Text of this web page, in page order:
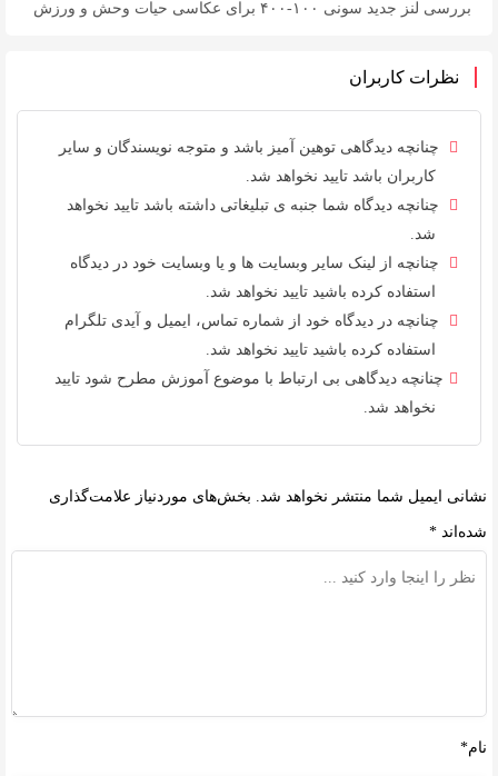
بررسی لنز جدید سونی ۱۰۰-۴۰۰ برای عکاسی حیات وحش و ورزش
نظرات کاربران
چنانچه دیدگاهی توهین آمیز باشد و متوجه نویسندگان و سایر
کاربران باشد تایید نخواهد شد.
چنانچه دیدگاه شما جنبه ی تبلیغاتی داشته باشد تایید نخواهد
شد.
چنانچه از لینک سایر وبسایت ها و یا وبسایت خود در دیدگاه
استفاده کرده باشید تایید نخواهد شد.
چنانچه در دیدگاه خود از شماره تماس، ایمیل و آیدی تلگرام
استفاده کرده باشید تایید نخواهد شد.
چنانچه دیدگاهی بی ارتباط با موضوع آموزش مطرح شود تایید
نخواهد شد.
نشانی ایمیل شما منتشر نخواهد شد. بخش‌های موردنیاز علامت‌گذاری
شده‌اند *
نام*